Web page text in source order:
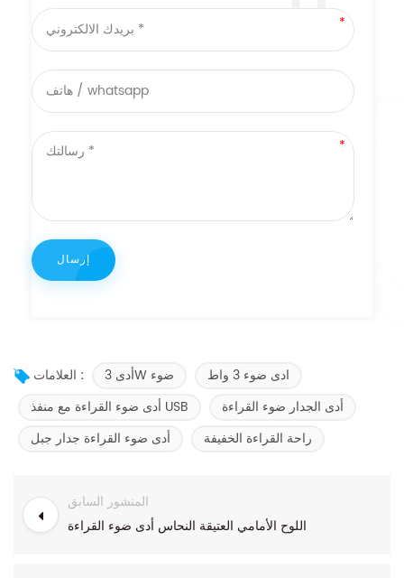
العلامات : أدى 3W ضوء
ادى ضوء 3 واط
أدى ضوء القراءة مع منفذ USB
أدى الجدار ضوء القراءة
أدى ضوء القراءة جدار جبل
راحة القراءة الخفيفة
المنشور السابق
اللوح الأمامي العتيقة النحاس أدى ضوء القراءة